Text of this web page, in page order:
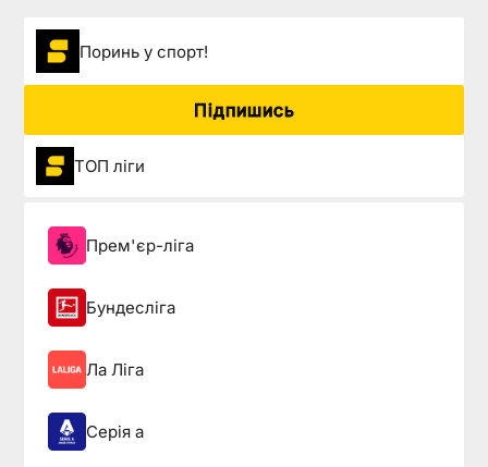
Поринь у спорт!
Підпишись
ТОП ліги
Прем'єр-ліга
Бундесліга
Ла Ліга
Серія а